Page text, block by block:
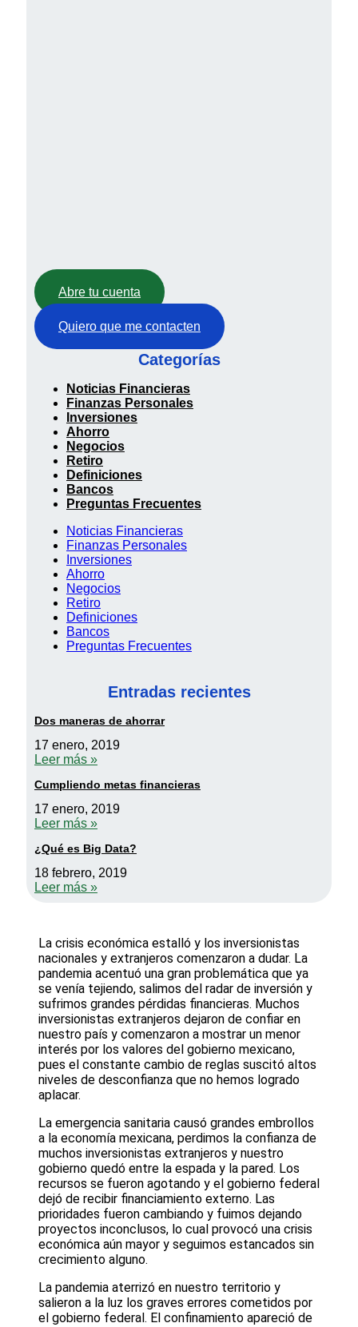
Abre tu cuenta
Quiero que me contacten
Categorías
Noticias Financieras
Finanzas Personales
Inversiones
Ahorro
Negocios
Retiro
Definiciones
Bancos
Preguntas Frecuentes
Noticias Financieras
Finanzas Personales
Inversiones
Ahorro
Negocios
Retiro
Definiciones
Bancos
Preguntas Frecuentes
Entradas recientes
Dos maneras de ahorrar
17 enero, 2019
Leer más »
Cumpliendo metas financieras
17 enero, 2019
Leer más »
¿Qué es Big Data?
18 febrero, 2019
Leer más »
La crisis económica estalló y los inversionistas
nacionales y extranjeros comenzaron a dudar. La
pandemia acentuó una gran problemática que ya
se venía tejiendo, salimos del radar de inversión y
sufrimos grandes pérdidas financieras. Muchos
inversionistas extranjeros dejaron de confiar en
nuestro país y comenzaron a mostrar un menor
interés por los valores del gobierno mexicano,
pues el constante cambio de reglas suscitó altos
niveles de desconfianza que no hemos logrado
aplacar.
La emergencia sanitaria causó grandes embrollos
a la economía mexicana, perdimos la confianza de
muchos inversionistas extranjeros y nuestro
gobierno quedó entre la espada y la pared. Los
recursos se fueron agotando y el gobierno federal
dejó de recibir financiamiento externo. Las
prioridades fueron cambiando y fuimos dejando
proyectos inconclusos, lo cual provocó una crisis
económica aún mayor y seguimos estancados sin
crecimiento alguno.
La pandemia aterrizó en nuestro territorio y
salieron a la luz los graves errores cometidos por
el gobierno federal. El confinamiento apareció de